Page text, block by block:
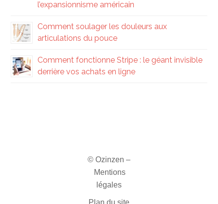
l’expansionnisme américain
Comment soulager les douleurs aux
articulations du pouce
Comment fonctionne Stripe : le géant invisible
derrière vos achats en ligne
© Ozinzen –
Mentions
légales
Plan du site